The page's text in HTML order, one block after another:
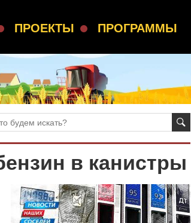
ПРОЕКТЫ ПРОГРАММЫ
в канистры